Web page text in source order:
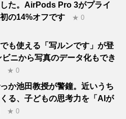
た。AirPods Pro 3がプライ
の14%オフです
★ 0
も使える「写ルンです」が登
ニから写真のデータ化もでき
★ 0
か池田教授が警鐘。近いうち
る、子どもの思考力を「AIが
★ 0